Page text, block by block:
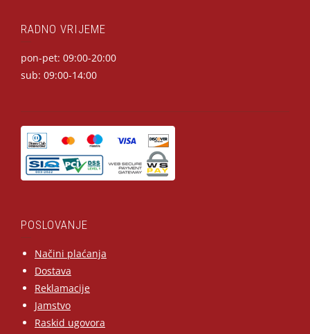
RADNO VRIJEME
pon-pet: 09:00-20:00
sub: 09:00-14:00
POSLOVANJE
Načini plaćanja
Dostava
Reklamacije
Jamstvo
Raskid ugovora